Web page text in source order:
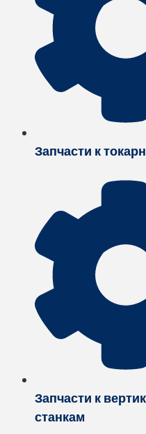
Запчасти к
Запчасти к
станкам